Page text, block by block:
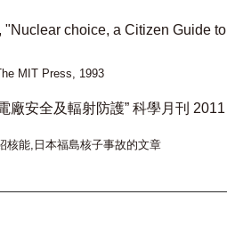
"Nuclear choice, a Citizen Guide to
MIT Press, 1993
廠安全及輻射防護” 科學月刊 2011
核能, 日本福島核子事故的文章